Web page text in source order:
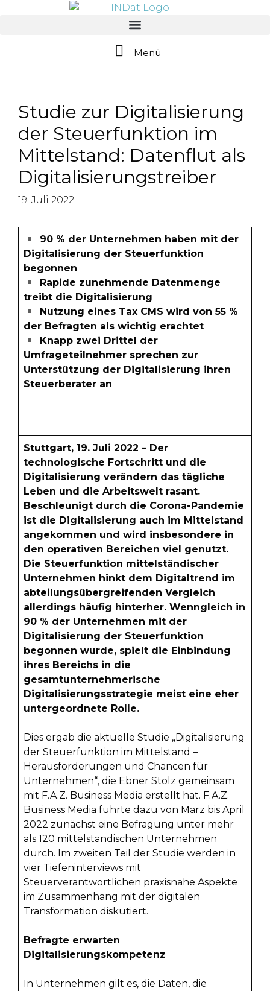
Menü
Studie zur Digitalisierung
der Steuerfunktion im
Mittelstand: Datenflut als
Digitalisierungstreiber
19. Juli 2022
90 % der Unternehmen haben mit der
Digitalisierung der Steuerfunktion
begonnen
Rapide zunehmende Datenmenge
treibt die Digitalisierung
Nutzung eines Tax CMS wird von 55 %
der Befragten als wichtig erachtet
Knapp zwei Drittel der
Umfrageteilnehmer sprechen zur
Unterstützung der Digitalisierung ihren
Steuerberater an
Stuttgart, 19. Juli 2022 – Der
technologische Fortschritt und die
Digitalisierung verändern das tägliche
Leben und die Arbeitswelt rasant.
Beschleunigt durch die Corona-Pandemie
ist die Digitalisierung auch im Mittelstand
angekommen und wird insbesondere in
den operativen Bereichen viel genutzt.
Die Steuerfunktion mittelständischer
Unternehmen hinkt dem Digitaltrend im
abteilungsübergreifenden Vergleich
allerdings häufig hinterher. Wenngleich in
90 % der Unternehmen mit der
Digitalisierung der Steuerfunktion
begonnen wurde, spielt die Einbindung
ihres Bereichs in die
gesamtunternehmerische
Digitalisierungsstrategie meist eine eher
untergeordnete Rolle.
Dies ergab die aktuelle Studie „Digitalisierung
der Steuerfunktion im Mittelstand –
Herausforderungen und Chancen für
Unternehmen“, die Ebner Stolz gemeinsam
mit F.A.Z. Business Media erstellt hat. F.A.Z.
Business Media führte dazu von März bis April
2022 zunächst eine Befragung unter mehr
als 120 mittelständischen Unternehmen
durch. Im zweiten Teil der Studie werden in
vier Tiefeninterviews mit
Steuerverantwortlichen praxisnahe Aspekte
im Zusammenhang mit der digitalen
Transformation diskutiert.
Befragte erwarten
Digitalisierungskompetenz
In Unternehmen gilt es, die Daten, die